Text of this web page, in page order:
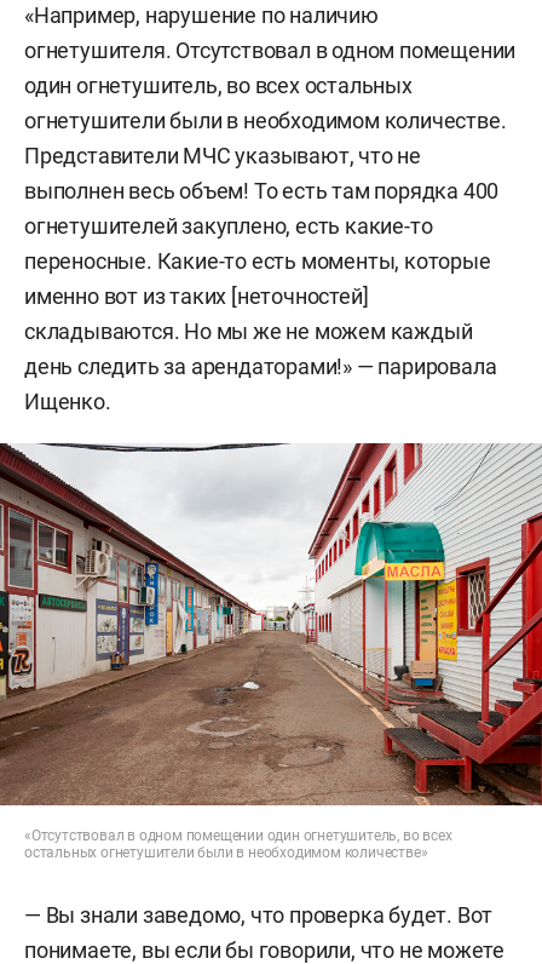
проезде и, по словам предпринимателей, долгое
время оставался привычным и востребованным
местом торговли. «Куда нам уходить? У нас
центр города, место прикормленное, люди о нем
знают», — говорил в беседе с нашим изданием в
сентябре 2024 года один из предпринимателей,
работающих на рынке. Бизнесмен тогда
комментировал попытки закрыть торговую
Серьезные претензии к рынку у
правоохранителей, надзорных органов и
городских властей возникли после крупного
пожара
в декабре 2023 года, когда огонь
охватил около 12 тыс. кв. м и уничтожил часть
павильонов. Власти
заявили, что причиной ЧП
стало несоблюдение требований пожарной
безопасности и невыполнение предписаний
надзорных органов. Под критику попал
владелец авторынка «Заритал» (так называется
одна из частей рынка) Зарипов. К претензиям
быстродобавилосьуголовное дело по ч. 1 ст.
238 УК РФ («Оказание услуг, не отвечающих
требованиям безопасности»), а проверки
выявили 28 нарушений — от неправильного
хранения горючих материалов до отсутствия
пожарной сигнализации.
«Например, нарушение по наличию
огнетушителя. Отсутствовал в одном помещении
один огнетушитель, во всех остальных
огнетушители были в необходимом количестве.
Представители МЧС указывают, что не
выполнен весь объем! То есть там порядка 400
огнетушителей закуплено, есть какие-то
переносные. Какие-то есть моменты, которые
именно вот из таких [неточностей]
складываются. Но мы же не можем каждый
день следить за арендаторами!» — парировала
Ищенко.
«Отсутствовал в одном помещении один огнетушитель, во всех
остальных огнетушители были в необходимом количестве»
— Вы знали заведомо, что проверка будет. Вот
понимаете, вы если бы говорили, что не можете